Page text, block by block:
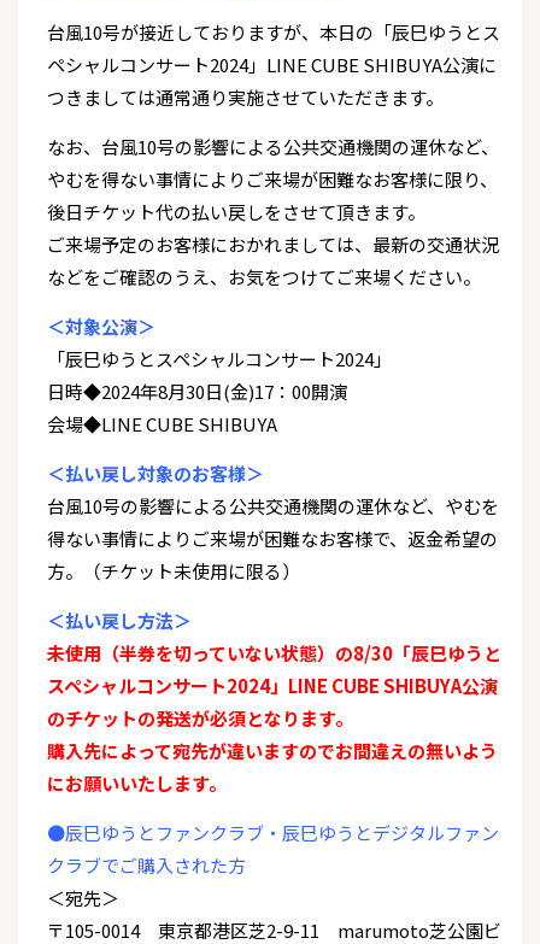
台風10号が接近しておりますが、本日の「辰巳ゆうとス
ペシャルコンサート2024」LINE CUBE SHIBUYA公演に
つきましては通常通り実施させていただきます。
なお、台風10号の影響による公共交通機関の運休など、
やむを得ない事情によりご来場が困難なお客様に限り、
後日チケット代の払い戻しをさせて頂きます。
ご来場予定のお客様におかれましては、最新の交通状況
などをご確認のうえ、お気をつけてご来場ください。
＜対象公演＞
「辰巳ゆうとスペシャルコンサート2024」
日時◆2024年8月30日(金)17：00開演
会場◆LINE CUBE SHIBUYA
＜払い戻し対象のお客様＞
台風10号の影響による公共交通機関の運休など、やむを
得ない事情によりご来場が困難なお客様で、返金希望の
方。（チケット未使用に限る）
＜払い戻し方法＞
未使用（半券を切っていない状態）の8/30「辰巳ゆうと
スペシャルコンサート2024」LINE CUBE SHIBUYA公演
のチケットの発送が必須となります。
購入先によって宛先が違いますのでお間違えの無いよう
にお願いいたします。
●辰巳ゆうとファンクラブ・辰巳ゆうとデジタルファン
クラブでご購入された方
＜宛先＞
〒105-0014 東京都港区芝2-9-11 marumoto芝公園ビ